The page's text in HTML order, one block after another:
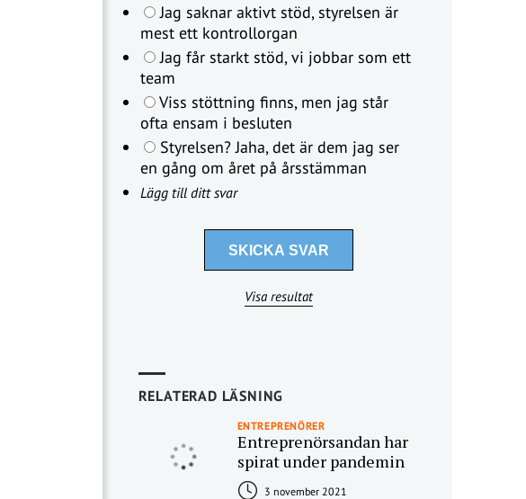
Jag saknar aktivt stöd, styrelsen är
mest ett kontrollorgan
Jag får starkt stöd, vi jobbar som ett
team
Viss stöttning finns, men jag står
ofta ensam i besluten
Styrelsen? Jaha, det är dem jag ser
en gång om året på årsstämman
Lägg till ditt svar
Visa resultat
RELATERAD LÄSNING
ENTREPRENÖRER
Entreprenörsandan har
spirat under pandemin
3 november 2021